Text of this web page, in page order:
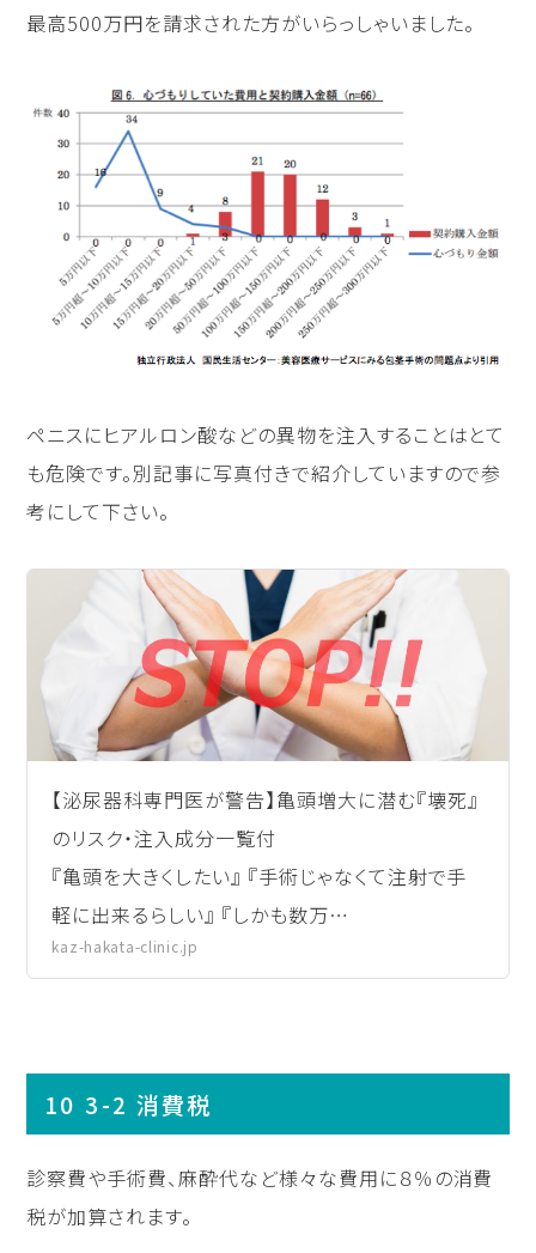
最高500万円を請求された方がいらっしゃいました。
ペニスにヒアルロン酸などの異物を注入することはとて
も危険です。別記事に写真付きで紹介していますので参
考にして下さい。
【泌尿器科専門医が警告】亀頭増大に潜む『壊死』
のリスク・注入成分一覧付
『亀頭を大きくしたい』 『手術じゃなくて注射で手
軽に出来るらしい』 『しかも数万…
kaz-hakata-clinic.jp
3-2 消費税
診察費や手術費、麻酔代など様々な費用に８％の消費
税が加算されます。